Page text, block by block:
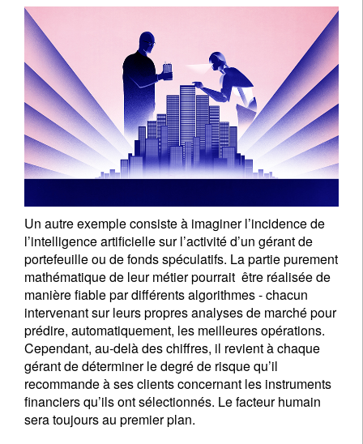
Un autre exemple consiste à imaginer l’incidence de
l’intelligence artificielle sur l’activité d’un gérant de
portefeuille ou de fonds spéculatifs. La partie purement
mathématique de leur métier pourrait être réalisée de
manière fiable par différents algorithmes - chacun
intervenant sur leurs propres analyses de marché pour
prédire, automatiquement, les meilleures opérations.
Cependant, au-delà des chiffres, il revient à chaque
gérant de déterminer le degré de risque qu’il
recommande à ses clients concernant les instruments
financiers qu’ils ont sélectionnés. Le facteur humain
sera toujours au premier plan.